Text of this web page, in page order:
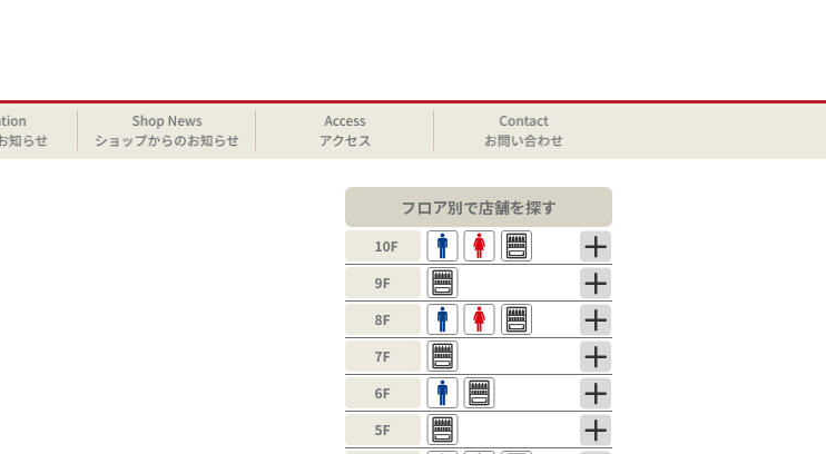
フロア別で店舗を探す